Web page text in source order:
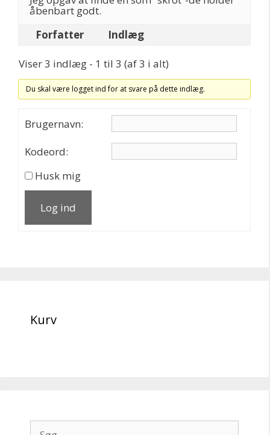
åbenbart godt.
Forfatter
Indlæg
Viser 3 indlæg - 1 til 3 (af 3 i alt)
Du skal være logget ind for at svare på dette indlæg.
Brugernavn:
Kodeord:
Husk mig
Log ind
Kurv